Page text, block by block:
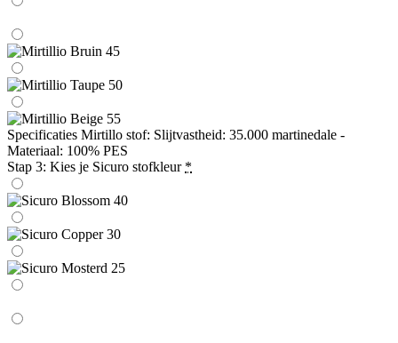
Specificaties Mirtillo stof: Slijtvastheid: 35.000 martinedale -
Materiaal: 100% PES
Stap 3: Kies je Sicuro stofkleur *